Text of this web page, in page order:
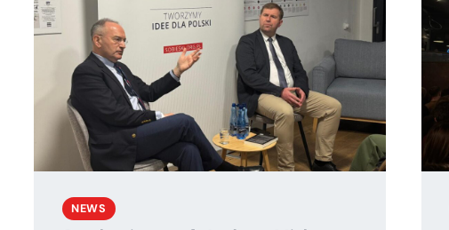
A
DOŚWIADCZENIA
HISTORYCZNE”.
SEMINARIUM
KONSTYTUCYJNE
INSTYTUTU
SOBIESKIEGO
NEWS